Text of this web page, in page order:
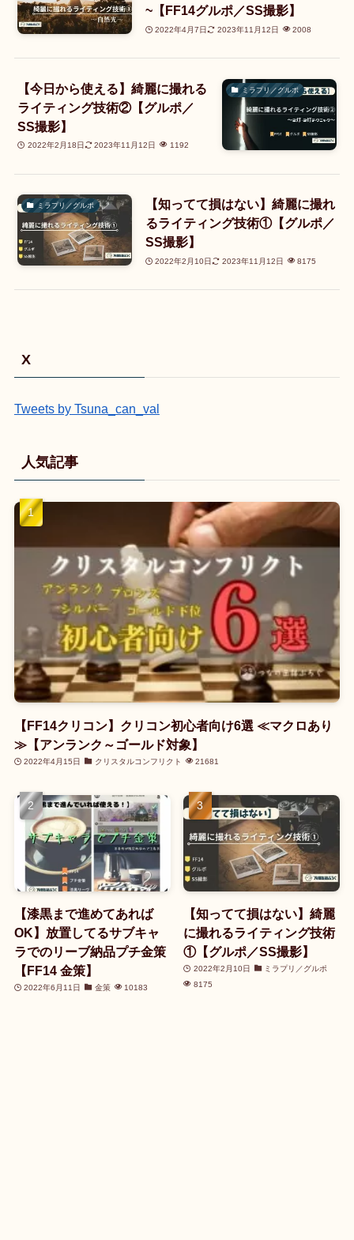
~【FF14グルポ／SS撮影】
2022年4月7日 2023年11月12日 2008
ミラプリ／グルポ
【今日から使える】綺麗に撮れる
ライティング技術②【グルポ／
SS撮影】
2022年2月18日 2023年11月12日 1192
ミラプリ／グルポ
【知ってて損はない】綺麗に撮れ
るライティング技術①【グルポ／
SS撮影】
2022年2月10日 2023年11月12日 8175
X
Tweets by Tsuna_can_val
人気記事
【FF14クリコン】クリコン初心者向け6選 ≪マクロあり
≫【アンランク～ゴールド対象】
2022年4月15日 クリスタルコンフリクト 21681
【漆黒まで進めてあれば
OK】放置してるサブキャ
ラでのリーブ納品プチ金策
【FF14 金策】
2022年6月11日 金策 10183
【知ってて損はない】綺麗
に撮れるライティング技術
①【グルポ／SS撮影】
2022年2月10日
ミラプリ／グルポ
8175